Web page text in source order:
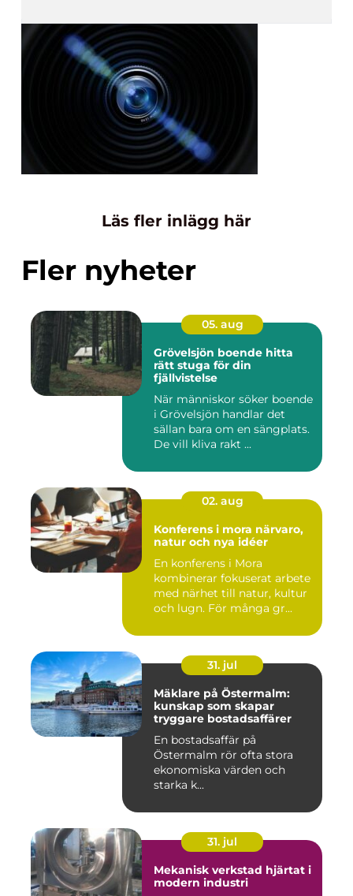
Läs fler inlägg här
Fler nyheter
05. aug
Grövelsjön boende hitta
rätt stuga för din
fjällvistelse
När människor söker boende
i Grövelsjön handlar det
sällan bara om en sängplats.
De vill kliva rakt ...
02. aug
Konferens i mora närvaro,
natur och nya idéer
En konferens i Mora
kombinerar fokuserat arbete
med närhet till natur, kultur
och lugn. För många gr...
31. jul
Mäklare på Östermalm:
kunskap som skapar
tryggare bostadsaffärer
En bostadsaffär på
Östermalm rör ofta stora
ekonomiska värden och
starka k...
31. jul
Mekanisk verkstad hjärtat i
modern industri